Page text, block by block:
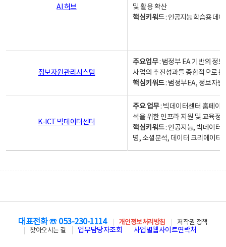
AI 허브
및 활용 확산
핵심키워드: 인공지능 학습용 데
정보자원관리시스템
주요업무: 범정부 EA 기반의 정
사업의 추진성과를 종합적으로
핵심키워드: 범정부EA, 정보자
K-ICT 빅데이터센터
주요 업무: 빅데이터센터 홈페이
석을 위한 인프라 지원 및 교육정
핵심키워드: 인공지능, 빅데이터,
명, 소셜분석, 데이터 크리에이터
대표전화 ☏ 053-230-1114 개인정보처리방침
저작권 정책
찾아오시는 길
업무담당자조회 사업별웹사이트연락처